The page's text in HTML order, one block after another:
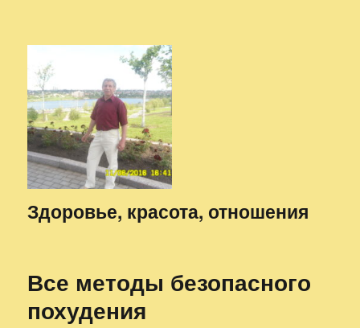
Здоровье, красота, отношения
Все методы безопасного
похудения